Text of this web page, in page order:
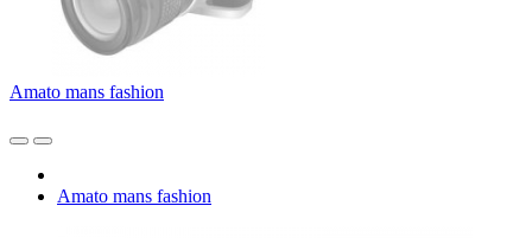
Amato mans fashion
Amato mans fashion